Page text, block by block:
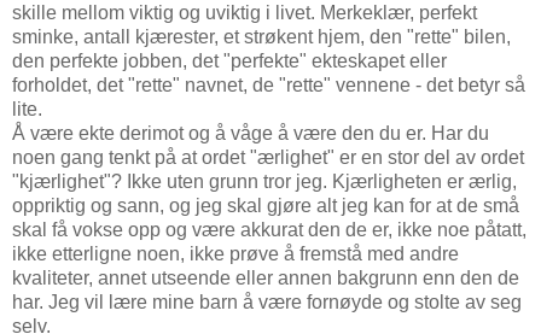
skille mellom viktig og uviktig i livet. Merkeklær, perfekt
sminke, antall kjærester, et strøkent hjem, den "rette" bilen,
den perfekte jobben, det "perfekte" ekteskapet eller
forholdet, det "rette" navnet, de "rette" vennene - det betyr så
lite.
Å være ekte derimot og å våge å være den du er. Har du
noen gang tenkt på at ordet "ærlighet" er en stor del av ordet
"kjærlighet"? Ikke uten grunn tror jeg. Kjærligheten er ærlig,
oppriktig og sann, og jeg skal gjøre alt jeg kan for at de små
skal få vokse opp og være akkurat den de er, ikke noe påtatt,
ikke etterligne noen, ikke prøve å fremstå med andre
kvaliteter, annet utseende eller annen bakgrunn enn den de
har. Jeg vil lære mine barn å være fornøyde og stolte av seg
selv.